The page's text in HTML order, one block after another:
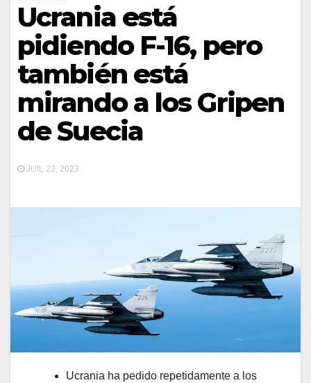
Ucrania está
pidiendo F-16, pero
también está
mirando a los Gripen
de Suecia
JUIL 23, 2023
Ucrania ha pedido repetidamente a los